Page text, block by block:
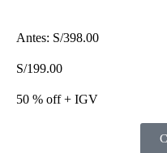
Antes: S/398.00
S/199.00
50 % off + IGV